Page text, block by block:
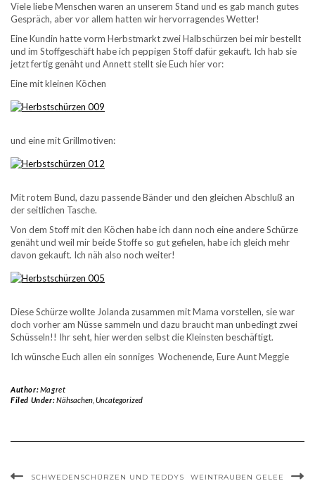
Viele liebe Menschen waren an unserem Stand und es gab manch gutes
Gespräch, aber vor allem hatten wir hervorragendes Wetter!
Eine Kundin hatte vorm Herbstmarkt zwei Halbschürzen bei mir bestellt
und im Stoffgeschäft habe ich peppigen Stoff dafür gekauft. Ich hab sie
jetzt fertig genäht und Annett stellt sie Euch hier vor:
Eine mit kleinen Köchen
und eine mit Grillmotiven:
Mit rotem Bund, dazu passende Bänder und den gleichen Abschluß an
der seitlichen Tasche.
Von dem Stoff mit den Köchen habe ich dann noch eine andere Schürze
genäht und weil mir beide Stoffe so gut gefielen, habe ich gleich mehr
davon gekauft. Ich näh also noch weiter!
Diese Schürze wollte Jolanda zusammen mit Mama vorstellen, sie war
doch vorher am Nüsse sammeln und dazu braucht man unbedingt zwei
Schüsseln!! Ihr seht, hier werden selbst die Kleinsten beschäftigt.
Ich wünsche Euch allen ein sonniges Wochenende, Eure Aunt Meggie
Author:Magret
Filed Under:Nähsachen, Uncategorized
SCHWEDENSCHÜRZEN UND TEDDYS WEINTRAUBEN GELEE